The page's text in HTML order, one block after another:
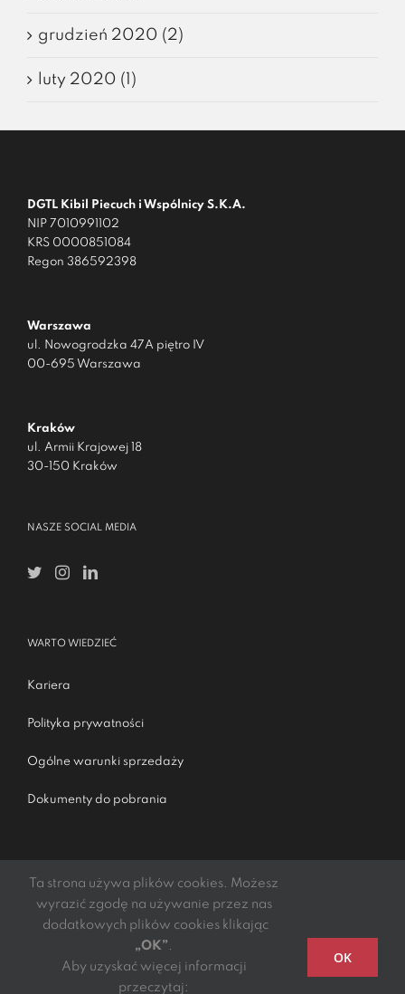
grudzień 2020 (2)
luty 2020 (1)
DGTL Kibil Piecuch i Wspólnicy S.K.A.
NIP 7010991102
KRS 0000851084
Regon 386592398
Warszawa
ul. Nowogrodzka 47A piętro IV
00-695 Warszawa
Kraków
ul. Armii Krajowej 18
30-150 Kraków
NASZE SOCIAL MEDIA
WARTO WIEDZIEĆ
Kariera
Polityka prywatności
Ogólne warunki sprzedaży
Dokumenty do pobrania
Podmiotem świadczącym obsługę płatności online jest
mElements S.A.
Ta strona używa plików cookies. Możesz
wyrazić zgodę na używanie przez nas
dodatkowych plików cookies klikając
„OK” .
Aby uzyskać więcej informacji
przeczytaj:
OK